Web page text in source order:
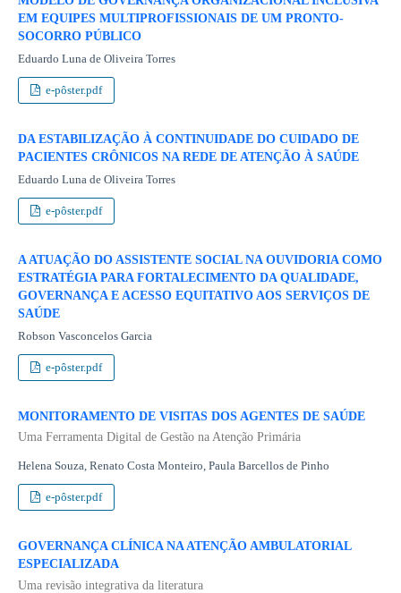
EM EQUIPES MULTIPROFISSIONAIS DE UM PRONTO-
SOCORRO PÚBLICO
Eduardo Luna de Oliveira Torres
e-pôster.pdf
DA ESTABILIZAÇÃO À CONTINUIDADE DO CUIDADO DE
PACIENTES CRÔNICOS NA REDE DE ATENÇÃO À SAÚDE
Eduardo Luna de Oliveira Torres
e-pôster.pdf
A ATUAÇÃO DO ASSISTENTE SOCIAL NA OUVIDORIA COMO
ESTRATÉGIA PARA FORTALECIMENTO DA QUALIDADE,
GOVERNANÇA E ACESSO EQUITATIVO AOS SERVIÇOS DE
SAÚDE
Robson Vasconcelos Garcia
e-pôster.pdf
MONITORAMENTO DE VISITAS DOS AGENTES DE SAÚDE
Uma Ferramenta Digital de Gestão na Atenção Primária
Helena Souza, Renato Costa Monteiro, Paula Barcellos de Pinho
e-pôster.pdf
GOVERNANÇA CLÍNICA NA ATENÇÃO AMBULATORIAL
ESPECIALIZADA
Uma revisão integrativa da literatura